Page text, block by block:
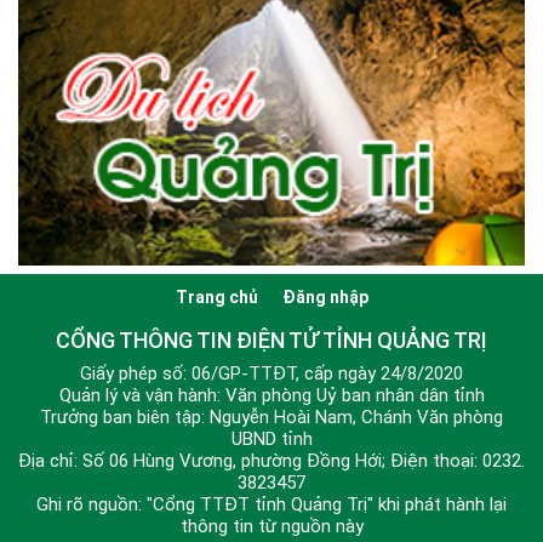
Trang chủ Đăng nhập
CỔNG THÔNG TIN ĐIỆN TỬ TỈNH QUẢNG TRỊ
Giấy phép số: 06/GP-TTĐT, cấp ngày 24/8/2020
Quản lý và vận hành: Văn phòng Uỷ ban nhân dân tỉnh
Trưởng ban biên tập: Nguyễn Hoài Nam, Chánh Văn phòng
UBND tỉnh
Địa chỉ: Số 06 Hùng Vương, phường Đồng Hới; Điện thoại: 0232.
3823457
Ghi rõ nguồn: "Cổng TTĐT tỉnh Quảng Trị" khi phát hành lại
thông tin từ nguồn này